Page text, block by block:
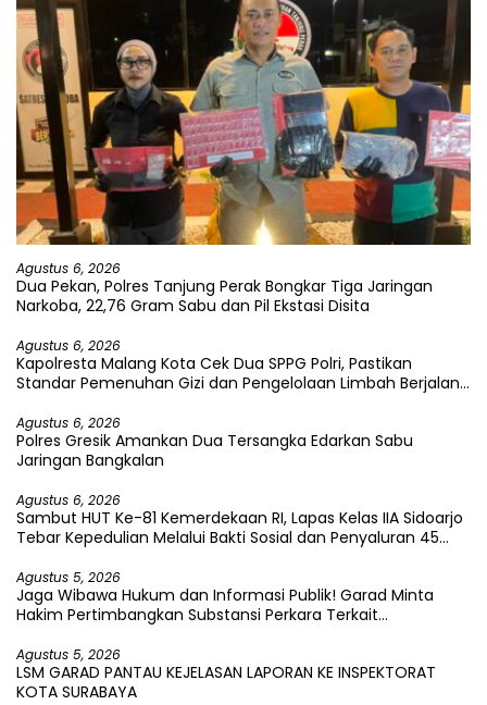
Agustus 6, 2026
Dua Pekan, Polres Tanjung Perak Bongkar Tiga Jaringan
Narkoba, 22,76 Gram Sabu dan Pil Ekstasi Disita
Agustus 6, 2026
Kapolresta Malang Kota Cek Dua SPPG Polri, Pastikan
Standar Pemenuhan Gizi dan Pengelolaan Limbah Berjalan
Agustus 6, 2026
Polres Gresik Amankan Dua Tersangka Edarkan Sabu
Jaringan Bangkalan
Agustus 6, 2026
Sambut HUT Ke-81 Kemerdekaan RI, Lapas Kelas IIA Sidoarjo
Tebar Kepedulian Melalui Bakti Sosial dan Penyaluran 45
Agustus 5, 2026
Jaga Wibawa Hukum dan Informasi Publik! Garad Minta
Hakim Pertimbangkan Substansi Perkara Terkait
Agustus 5, 2026
LSM GARAD PANTAU KEJELASAN LAPORAN KE INSPEKTORAT
KOTA SURABAYA